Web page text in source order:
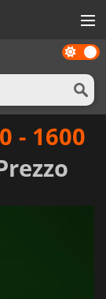
Dark
mode
- 1600